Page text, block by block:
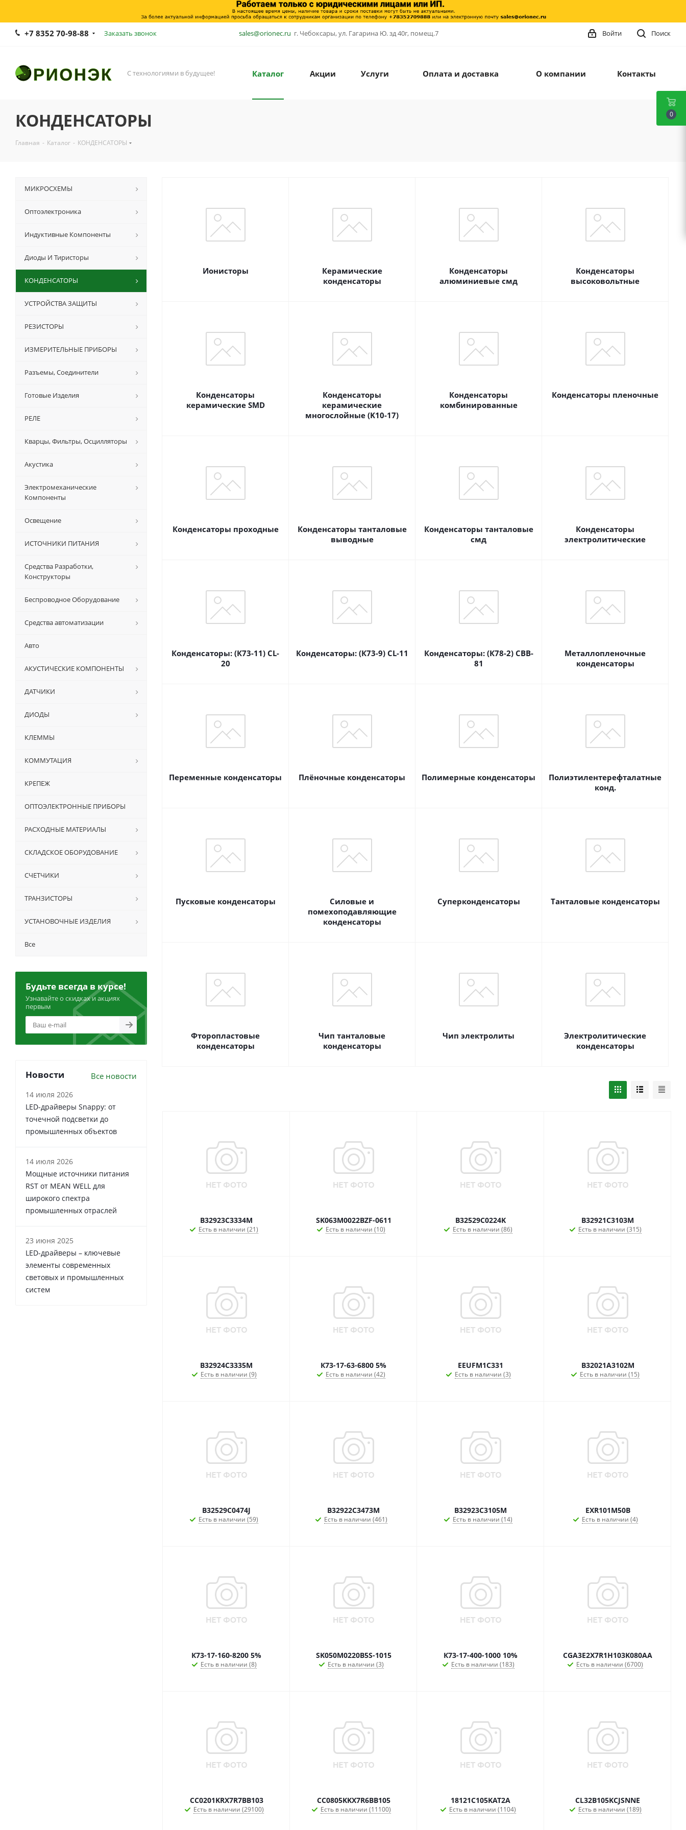
+7 8352 70-98-88 Заказать звонок sales@orionec.ru г. Чебоксары, ул. Гагарина Ю. зд 40г, помещ.7 Поиск
Войти
С технологиями в будущее! Каталог Акции Услуги Оплата и доставка О компании Контакты
КОНДЕНСАТОРЫ
Главная - Каталог - КОНДЕНСАТОРЫ
Ионисторы
Керамические
конденсаторы
Конденсаторы
алюминиевые смд
Конденсаторы
высоковольтные
Конденсаторы
керамические SMD
Конденсаторы
керамические
многослойные (K10-17)
Конденсаторы
комбинированные
Конденсаторы пленочные
Конденсаторы проходные
Конденсаторы танталовые
выводные
Конденсаторы танталовые
смд
Конденсаторы
электролитические
Конденсаторы: (К73-11) CL-
20
Конденсаторы: (К73-9) CL-11
Конденсаторы: (К78-2) CBB-
81
Металлопленочные
конденсаторы
Переменные конденсаторы Плёночные конденсаторы Полимерные конденсаторы
Полиэтилентерефталатные
конд.
Пусковые конденсаторы
Силовые и
помехоподавляющие
конденсаторы
Суперконденсаторы Танталовые конденсаторы
Фторопластовые
конденсаторы
Чип танталовые
конденсаторы
Чип электролиты
Электролитические
конденсаторы
B32923C3334M
Есть в наличии (21)
SK063M0022BZF-0611
Есть в наличии (10)
B32529C0224K
Есть в наличии (86)
B32921C3103M
Есть в наличии (315)
B32924C3335M
Есть в наличии (9)
К73-17-63-6800 5%
Есть в наличии (42)
EEUFM1C331
Есть в наличии (3)
B32021A3102M
Есть в наличии (15)
B32529C0474J
Есть в наличии (59)
B32922C3473M
Есть в наличии (461)
B32923C3105M
Есть в наличии (14)
EXR101M50B
Есть в наличии (4)
К73-17-160-8200 5%
Есть в наличии (8)
SK050M0220B5S-1015
Есть в наличии (3)
К73-17-400-1000 10%
Есть в наличии (183)
CGA3E2X7R1H103K080AA
Есть в наличии (6700)
CC0201KRX7R7BB103
Есть в наличии (29100)
CC0805KKX7R6BB105
Есть в наличии (11100)
18121C105KAT2A
Есть в наличии (1104)
CL32B105KCJSNNE
Есть в наличии (189)
МИКРОСХЕМЫ
Оптоэлектроника
Индуктивные Компоненты
Диоды И Тиристоры
КОНДЕНСАТОРЫ
УСТРОЙСТВА ЗАЩИТЫ
РЕЗИСТОРЫ
ИЗМЕРИТЕЛЬНЫЕ ПРИБОРЫ
Разъемы, Соединители
Готовые Изделия
РЕЛЕ
Кварцы, Фильтры, Осцилляторы
Акустика
Электромеханические
Компоненты
Освещение
ИСТОЧНИКИ ПИТАНИЯ
Средства Разработки,
Конструкторы
Беспроводное Оборудование
Средства автоматизации
Авто
АКУСТИЧЕСКИЕ КОМПОНЕНТЫ
ДАТЧИКИ
ДИОДЫ
КЛЕММЫ
КОММУТАЦИЯ
КРЕПЕЖ
ОПТОЭЛЕКТРОННЫЕ ПРИБОРЫ
РАСХОДНЫЕ МАТЕРИАЛЫ
СКЛАДСКОЕ ОБОРУДОВАНИЕ
СЧЕТЧИКИ
ТРАНЗИСТОРЫ
УСТАНОВОЧНЫЕ ИЗДЕЛИЯ
Все
Будьте всегда в курсе!
Узнавайте о скидках и акциях
первым
Новости Все новости
14 июля 2026
LED-драйверы Snappy: от
точечной подсветки до
промышленных объектов
14 июля 2026
Мощные источники питания
RST от MEAN WELL для
широкого спектра
промышленных отраслей
23 июня 2025
LED-драйверы – ключевые
элементы современных
световых и промышленных
систем
0